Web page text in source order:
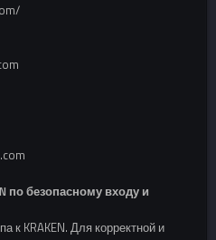
по безопасному входу и
к KRAKEN. Для корректной и